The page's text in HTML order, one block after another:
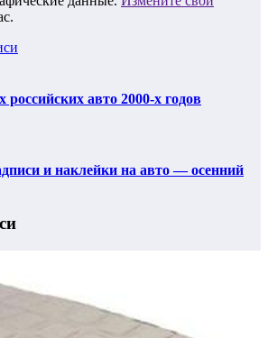
российских авто 2000-х годов
и наклейки на авто — осенний